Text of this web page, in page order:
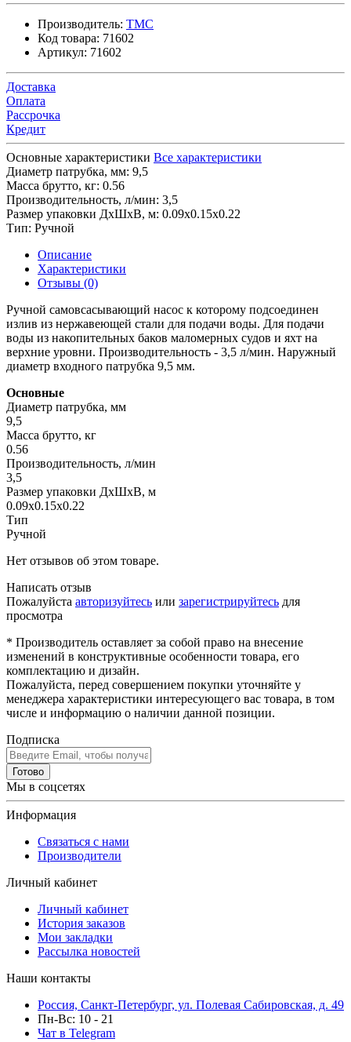
Производитель: TMC
Код товара: 71602
Артикул: 71602
Доставка
Оплата
Рассрочка
Кредит
Основные характеристики Все характеристики
Диаметр патрубка, мм: 9,5
Масса брутто, кг: 0.56
Производительность, л/мин: 3,5
Размер упаковки ДхШхВ, м: 0.09x0.15x0.22
Тип: Ручной
Описание
Характеристики
Отзывы (0)
Ручной самовсасывающий насос к которому подсоединен
излив из нержавеющей стали для подачи воды. Для подачи
воды из накопительных баков маломерных судов и яхт на
верхние уровни. Производительность - 3,5 л/мин. Наружный
диаметр входного патрубка 9,5 мм.
Основные
Диаметр патрубка, мм
9,5
Масса брутто, кг
0.56
Производительность, л/мин
3,5
Размер упаковки ДхШхВ, м
0.09x0.15x0.22
Тип
Ручной
Нет отзывов об этом товаре.
Написать отзыв
Пожалуйста авторизуйтесь или зарегистрируйтесь для
просмотра
* Производитель оставляет за собой право на внесение
изменений в конструктивные особенности товара, его
комплектацию и дизайн.
Пожалуйста, перед совершением покупки уточняйте у
менеджера характеристики интересующего вас товара, в том
числе и информацию о наличии данной позиции.
Подписка
Готово
Мы в соцсетях
Информация
Связаться с нами
Производители
Личный кабинет
Личный кабинет
История заказов
Мои закладки
Рассылка новостей
Наши контакты
Россия, Санкт-Петербург, ул. Полевая Сабировская, д. 49
Пн-Вс: 10 - 21
Чат в Telegram